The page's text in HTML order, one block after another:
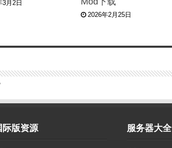
3月2日
2026年2月25日
际版资源 服务器大全